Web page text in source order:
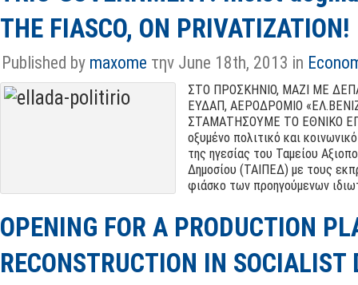
THE FIASCO, ON PRIVATIZATION!
Published by maxome την June 18th, 2013 in
ΣΤΟ ΠΡΟΣΚΗΝΙΟ, ΜΑΖΙ ΜΕ
ΕΥΔΑΠ, ΑΕΡΟΔΡΟΜΙΟ
ΣΤΑΜΑΤΗΣΟΥΜΕ ΤΟ ΕΘΝΙΚΟ
οξυμένο πολιτικό και
της ηγεσίας του Ταμείου
Δημοσίου (ΤΑΙΠΕΔ) με τους
φιάσκο των προηγούμενων
OPENING FOR A PRODUCTION
RECONSTRUCTION IN SOCIALIST